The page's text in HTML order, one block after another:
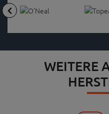
WEITERE